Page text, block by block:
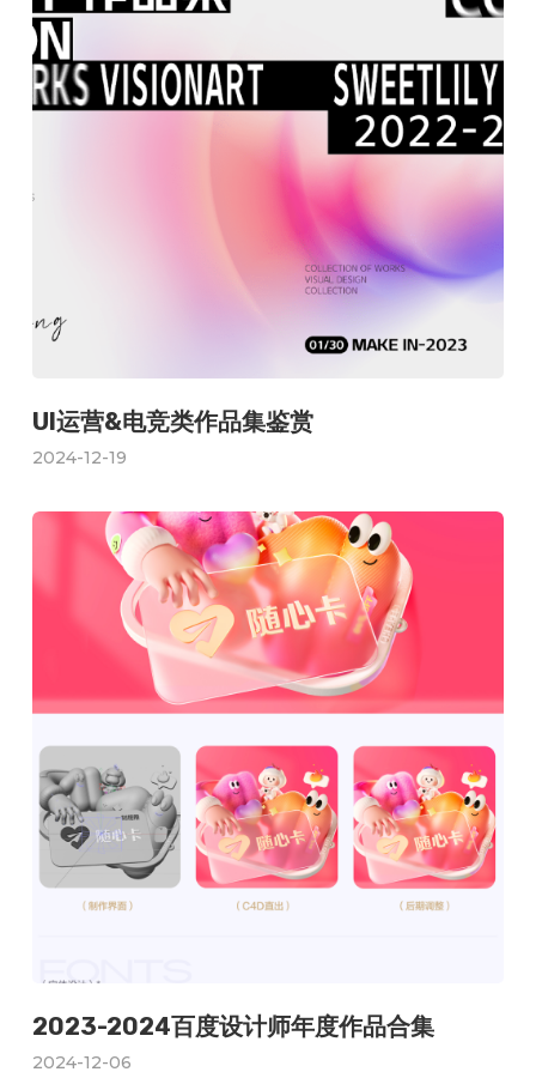
UI运营&电竞类作品集鉴赏
2024-12-19
2023-2024百度设计师年度作品合集
2024-12-06